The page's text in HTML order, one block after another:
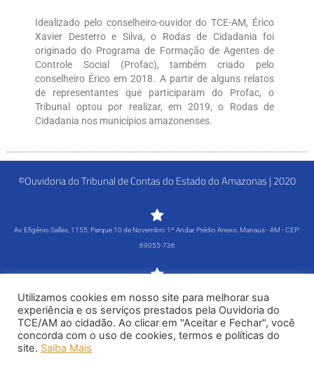
Idealizado pelo conselheiro-ouvidor do TCE-AM, Érico
Xavier Desterro e Silva, o Rodas de Cidadania foi
originado do Programa de Formação de Agentes de
Controle Social (Profac), também criado pelo
conselheiro Érico em 2018. A partir de alguns relatos
de representantes que participaram do Profac, o
Tribunal optou por realizar, em 2019, o Rodas de
Cidadania nos municípios amazonenses.
©Ouvidoria do Tribunal de Contas do Estado do Amazonas | 2020
Av. Efigênio Salles, 1155, Parque 10 de Novembro 1º Andar, Prédio Anexo. Manaus - AM - CEP:
69055-736
Tel: (92) 98815-1000
Política de Privacidade
Utilizamos cookies em nosso site para melhorar sua
experiência e os serviços prestados pela Ouvidoria do
TCE/AM ao cidadão. Ao clicar em "Aceitar e Fechar", você
concorda com o uso de cookies, termos e políticas do
site. Saiba Mais